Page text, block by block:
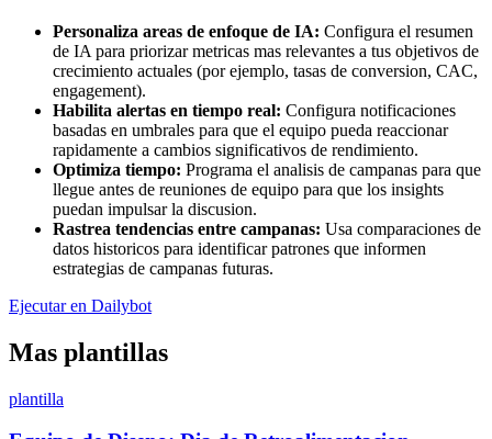
Personaliza areas de enfoque de IA: Configura el resumen
de IA para priorizar metricas mas relevantes a tus objetivos de
crecimiento actuales (por ejemplo, tasas de conversion, CAC,
engagement).
Habilita alertas en tiempo real: Configura notificaciones
basadas en umbrales para que el equipo pueda reaccionar
rapidamente a cambios significativos de rendimiento.
Optimiza tiempo: Programa el analisis de campanas para que
llegue antes de reuniones de equipo para que los insights
puedan impulsar la discusion.
Rastrea tendencias entre campanas: Usa comparaciones de
datos historicos para identificar patrones que informen
estrategias de campanas futuras.
Ejecutar en Dailybot
Mas plantillas
plantilla